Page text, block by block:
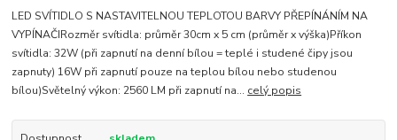
LED SVÍTIDLO S NASTAVITELNOU TEPLOTOU BARVY PŘEPÍNÁNÍM NA
VYPÍNAČIRozměr svítidla: průměr 30cm x 5 cm (průměr x výška)Příkon
svítidla: 32W (při zapnutí na denní bílou = teplé i studené čipy jsou
zapnuty) 16W při zapnutí pouze na teplou bílou nebo studenou
bílou)Světelný výkon: 2560 LM při zapnutí na... celý popis